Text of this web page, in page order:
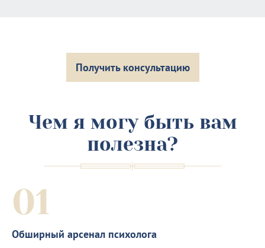
Получить консультацию
Чем я могу быть вам
полезна?
01
Обширный арсенал психолога